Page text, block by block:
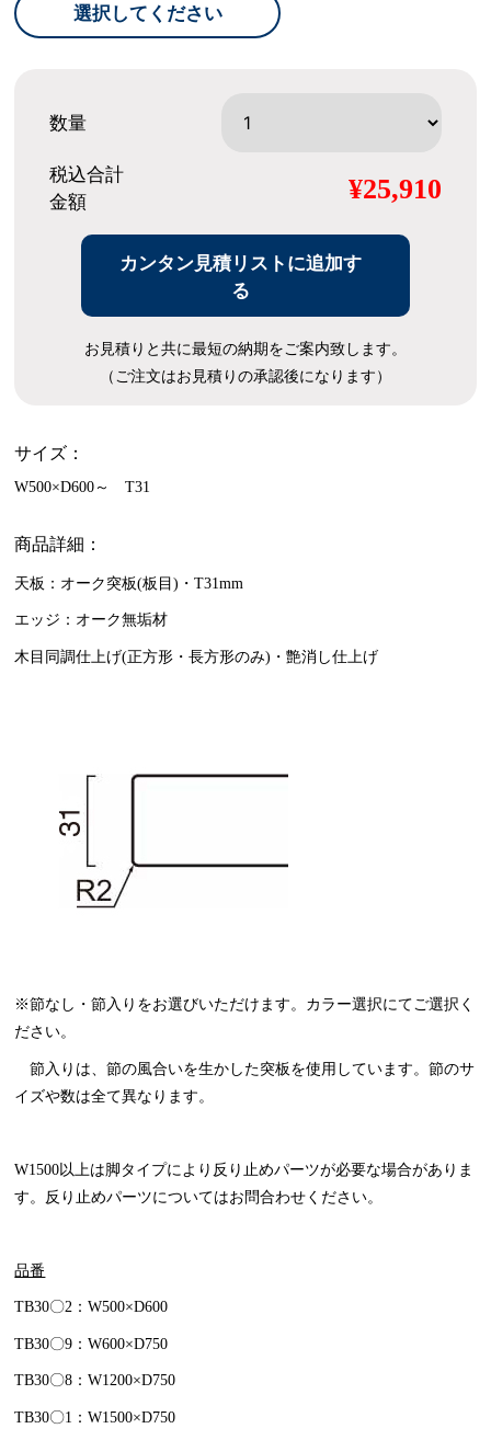
選択してください
数量
税込合計
金額
¥25,910
カンタン見積リストに追加す
る
お見積りと共に最短の納期をご案内致します。
（ご注文はお見積りの承認後になります）
サイズ：
W500×D600～ T31
商品詳細：
天板：オーク突板(板目)・T31mm
エッジ：オーク無垢材
木目同調仕上げ(正方形・長方形のみ)・艶消し仕上げ
※節なし・節入りをお選びいただけます。カラー選択にてご選択く
ださい。
節入りは、節の風合いを生かした突板を使用しています。節のサ
イズや数は全て異なります。
W1500以上は脚タイプにより反り止めパーツが必要な場合がありま
す。反り止めパーツについてはお問合わせください。
品番
TB30〇2：W500×D600
TB30〇9：W600×D750
TB30〇8：W1200×D750
TB30〇1：W1500×D750